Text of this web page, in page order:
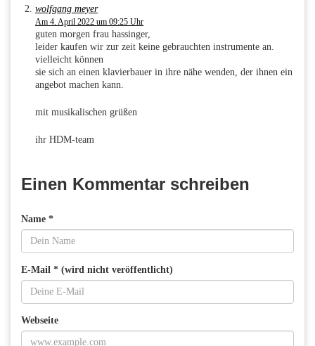
wolfgang meyer
Am 4. April 2022 um 09:25 Uhr
guten morgen frau hassinger,
leider kaufen wir zur zeit keine gebrauchten instrumente an.
vielleicht können
sie sich an einen klavierbauer in ihre nähe wenden, der ihnen ein
angebot machen kann.
mit musikalischen grüßen
ihr HDM-team
Einen Kommentar schreiben
Name *
E-Mail * (wird nicht veröffentlicht)
Webseite